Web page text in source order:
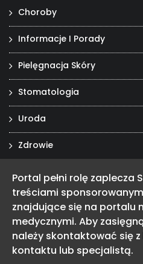
Portal pełni rolę zaplecza
treściami
znajdujące się na portalu
medycznymi. Aby
należy skontaktować się
kontaktu lub specjalistą.
Choroby
Informacje I Porady
Pielęgnacja Skóry
Stomatologia
Uroda
Zdrowie
Witalnosc-Zdrowie.pl